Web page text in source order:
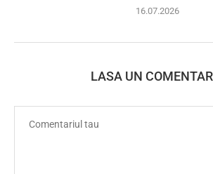
16.07.2026
LASA UN